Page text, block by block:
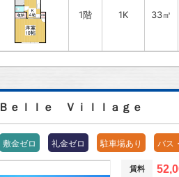
1階 1K 33㎡
Ｂｅｌｌｅ Ｖｉｌｌａｇｅ
敷金ゼロ 礼金ゼロ 駐車場あり バス
賃料